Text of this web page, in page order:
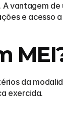
vantagem
e acesso
da
exercida.